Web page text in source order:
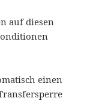
auf diesen
einen